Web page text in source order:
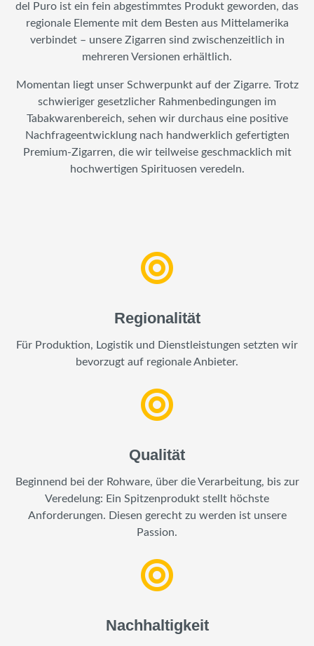
del Puro ist ein fein abgestimmtes Produkt geworden, das
regionale Elemente mit dem Besten aus Mittelamerika
verbindet – unsere Zigarren sind zwischenzeitlich in
mehreren Versionen erhältlich.
Momentan liegt unser Schwerpunkt auf der Zigarre. Trotz
schwieriger gesetzlicher Rahmenbedingungen im
Tabakwarenbereich, sehen wir durchaus eine positive
Nachfrageentwicklung nach handwerklich gefertigten
Premium-Zigarren, die wir teilweise geschmacklich mit
hochwertigen Spirituosen veredeln.
Regionalität
Für Produktion, Logistik und Dienstleistungen setzten wir
bevorzugt auf regionale Anbieter.
Qualität
Beginnend bei der Rohware, über die Verarbeitung, bis zur
Veredelung: Ein Spitzenprodukt stellt höchste
Anforderungen. Diesen gerecht zu werden ist unsere
Passion.
Nachhaltigkeit